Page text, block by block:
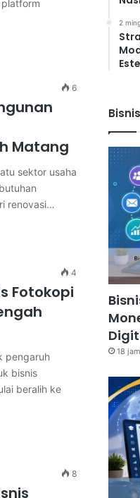
6
Matang
sektor usaha
renovasi…
4
Fotokopi
pengaruh
bisnis
beralih ke
8
2
18